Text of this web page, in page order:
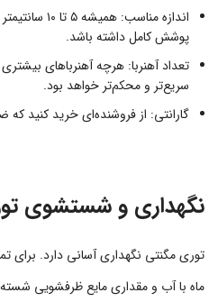
اندازه مناسب:
پوشش کامل داشته باشد.
تعداد آهنربا: هرچه آهنرباهای
سریع‌تر و محکم‌تر خواهد بود.
گارانتی: از فروشنده‌ای خرید کنید
نگهداری و شستشوی
توری مگنتی نگهداری آسانی دارد. برای
ماه با آب و مقداری مایع ظرفشویی